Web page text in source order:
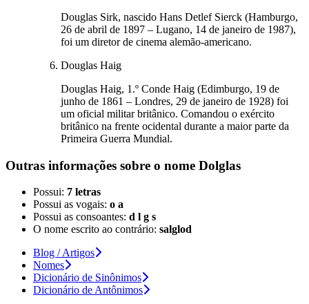
Douglas Sirk, nascido Hans Detlef Sierck (Hamburgo,
26 de abril de 1897 – Lugano, 14 de janeiro de 1987),
foi um diretor de cinema alemão-americano.
Douglas Haig
Douglas Haig, 1.º Conde Haig (Edimburgo, 19 de
junho de 1861 – Londres, 29 de janeiro de 1928) foi
um oficial militar britânico. Comandou o exército
britânico na frente ocidental durante a maior parte da
Primeira Guerra Mundial.
Outras informações sobre o nome Dolglas
Possui: 7 letras
Possui as vogais: o a
Possui as consoantes: d l g s
O nome escrito ao contrário: salglod
Blog / Artigos
Nomes
Dicionário de Sinônimos
Dicionário de Antônimos